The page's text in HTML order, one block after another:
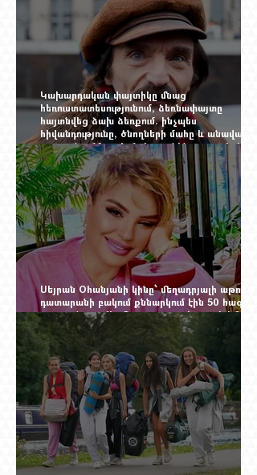
Կախարդական փայտիկը մնաց
հեռուստատեսությունում, ձեռնափայտը
հայտնվեց ձախ ձեռքում. ինչպես
հիվանդությունը, ծնողների մահը և անավարտ
թատրոնը Հմայակ Հակոբյանին դուրս բերեցին
կադրից
Սեյրան Օհանյանի կինը՝ մեղադրյալի աթոռին.
դատարանի բակում քննարկում էին 50 հազար
դոլարանոց «Հերմես» պայուսակը, դահլիճում՝
625 միլիոն 470 հազար դրամի երկու գործարք